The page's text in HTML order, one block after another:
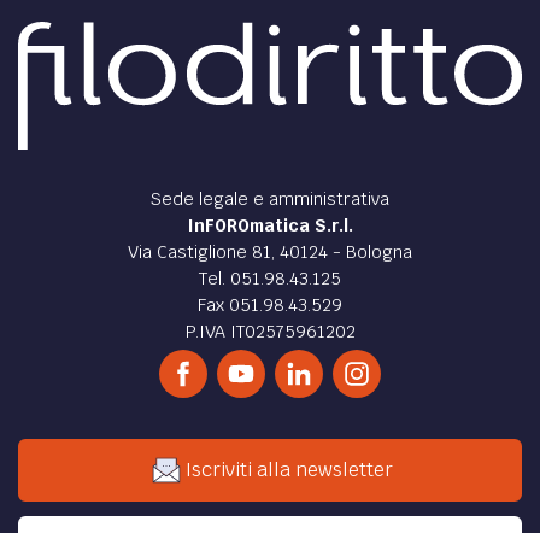
Sede legale e amministrativa
InFOROmatica S.r.l.
Via Castiglione 81, 40124 - Bologna
Tel. 051.98.43.125
Fax 051.98.43.529
P.IVA IT02575961202
Iscriviti alla newsletter